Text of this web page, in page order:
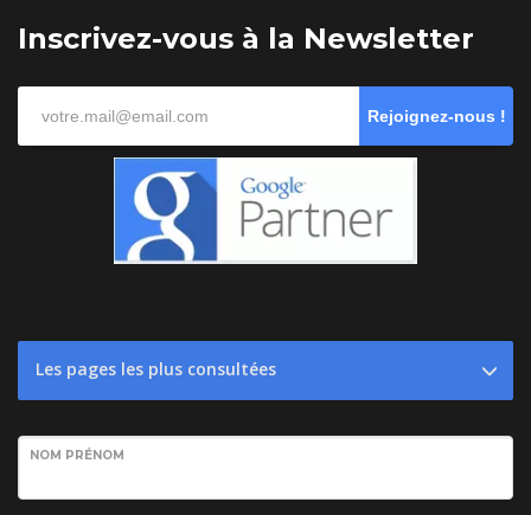
Inscrivez-vous à la Newsletter
Rejoignez-nous !
Les pages les plus consultées
NOM PRÉNOM